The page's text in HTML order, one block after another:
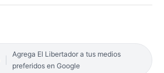
Agrega El Libertador a tus medios
preferidos en Google